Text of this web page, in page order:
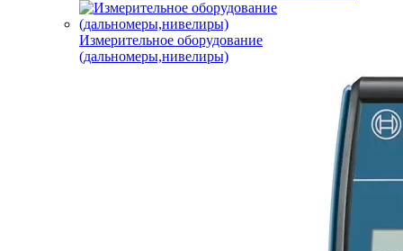
Измерительное оборудование
(дальномеры,нивелиры)